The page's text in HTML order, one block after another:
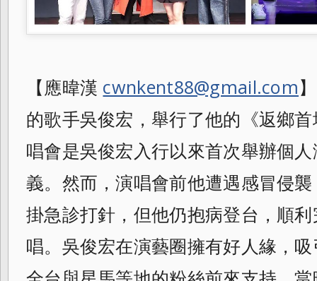
【應暐漢 cwnkent88@gmail.com
的歌手吳俊宏，舉行了他的《返鄉
唱會是吳俊宏入行以來首次舉辦個
義。然而，演唱會前他遭遇感冒侵
掛急診打針， 但他仍抱病登台，順
唱。 吳俊宏在演藝圈擁有好人緣，